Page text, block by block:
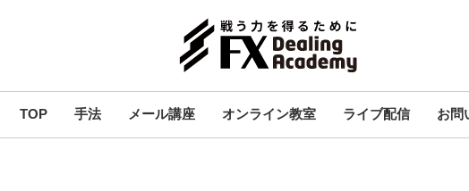
TOP 手法 メール講座 オンライン教室 ライブ配信 お問